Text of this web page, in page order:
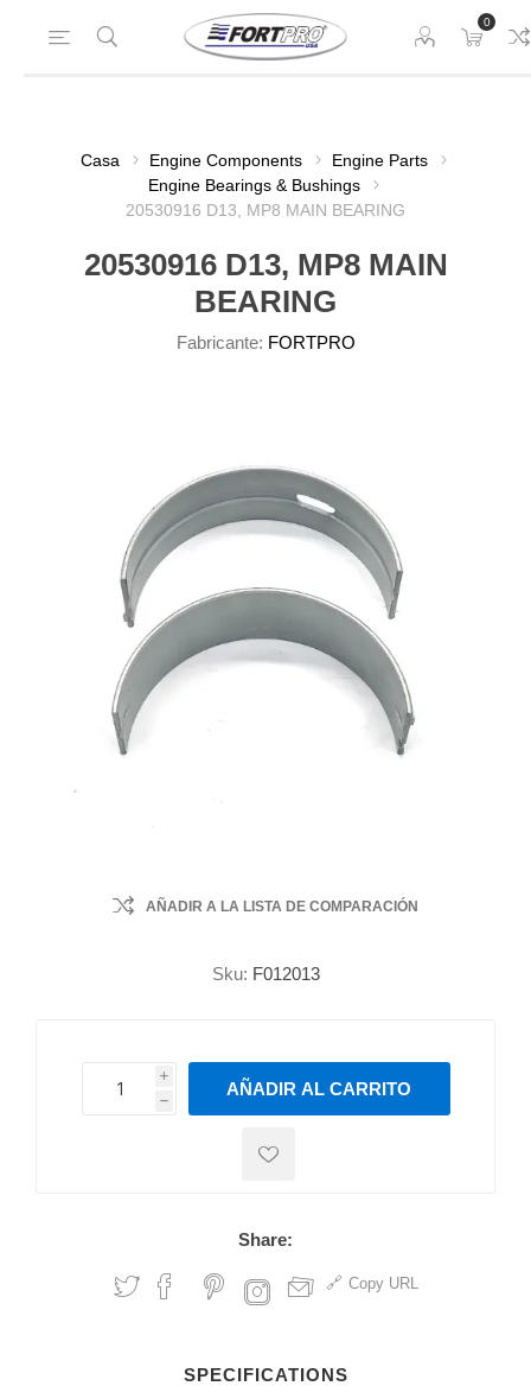
0
Casa Engine Components
Engine Parts
Engine Bearings & Bushings
20530916 D13, MP8 MAIN BEARING
20530916 D13, MP8 MAIN
BEARING
Fabricante: FORTPRO
AÑADIR A LA LISTA DE COMPARACIÓN
Sku: F012013
i
h
h
AÑADIR AL CARRITO
Share:
Copy URL
SPECIFICATIONS